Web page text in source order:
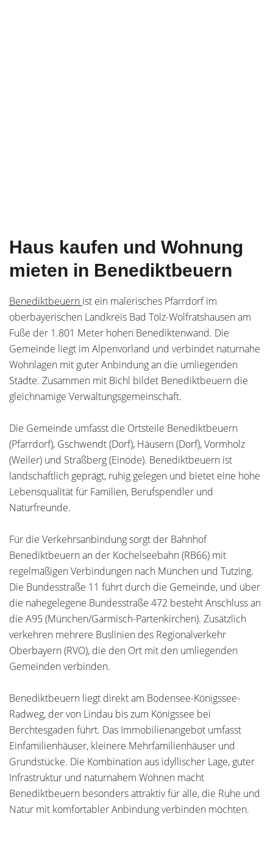
Haus kaufen und Wohnung
mieten in Benediktbeuern
Benediktbeuern ist ein malerisches Pfarrdorf im
oberbayerischen Landkreis Bad Tölz-Wolfratshausen am
Fuße der 1.801 Meter hohen Benediktenwand. Die
Gemeinde liegt im Alpenvorland und verbindet naturnahe
Wohnlagen mit guter Anbindung an die umliegenden
Städte. Zusammen mit Bichl bildet Benediktbeuern die
gleichnamige Verwaltungsgemeinschaft.
Die Gemeinde umfasst die Ortsteile Benediktbeuern
(Pfarrdorf), Gschwendt (Dorf), Häusern (Dorf), Vormholz
(Weiler) und Straßberg (Einöde). Benediktbeuern ist
landschaftlich geprägt, ruhig gelegen und bietet eine hohe
Lebensqualität für Familien, Berufspendler und
Naturfreunde.
Für die Verkehrsanbindung sorgt der Bahnhof
Benediktbeuern an der Kochelseebahn (RB66) mit
regelmäßigen Verbindungen nach München und Tutzing.
Die Bundesstraße 11 führt durch die Gemeinde, und über
die nahegelegene Bundesstraße 472 besteht Anschluss an
die A95 (München/Garmisch-Partenkirchen). Zusätzlich
verkehren mehrere Buslinien des Regionalverkehr
Oberbayern (RVO), die den Ort mit den umliegenden
Gemeinden verbinden.
Benediktbeuern liegt direkt am Bodensee-Königssee-
Radweg, der von Lindau bis zum Königssee bei
Berchtesgaden führt. Das Immobilienangebot umfasst
Einfamilienhäuser, kleinere Mehrfamilienhäuser und
Grundstücke. Die Kombination aus idyllischer Lage, guter
Infrastruktur und naturnahem Wohnen macht
Benediktbeuern besonders attraktiv für alle, die Ruhe und
Natur mit komfortabler Anbindung verbinden möchten.